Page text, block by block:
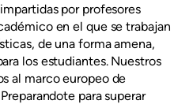
por profesores
en el que se trabajan
de una forma amena,
los estudiantes. Nuestros
al marco europeo de
para superar